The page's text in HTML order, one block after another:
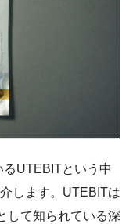
UTEBITという中
します。UTEBITは
して知られている深